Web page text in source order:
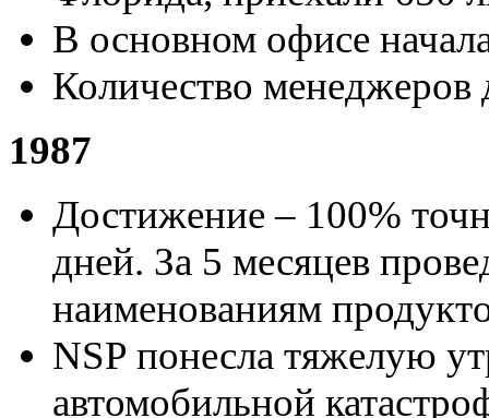
В основном офисе
Количество менеджеров
1987
Достижение – 100%
дней. За 5 месяцев
наименованиям
NSP понесла тяжелую
автомобильной